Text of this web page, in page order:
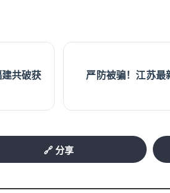
共破获
严防被骗！江苏最
🔗 分享